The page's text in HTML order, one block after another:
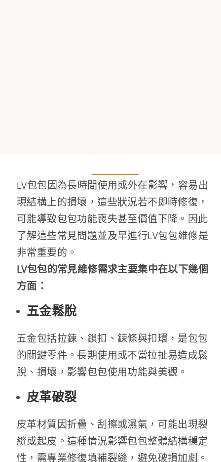
LV包包因為長時間使用或外在影響，容易出
現結構上的損壞，這些狀況若不即時修復，
可能導致包包功能喪失甚至價值下降。因此
了解這些常見問題並及早進行LV包包維修是
非常重要的。
LV包包的常見維修需求主要集中在以下幾個
方面：
五金鬆脫
五金包括拉鍊、鎖扣、鍊條與扣環，是包包
的關鍵零件。長期使用或不當拉扯易造成鬆
脫、損壞，影響包包使用功能與美觀。
皮革破裂
皮革材質因折疊、刮擦或濕氣，可能出現裂
縫或起皮。這種情況影響包包整體結構穩定
性，需專業修復填補裂縫，避免破損加劇。